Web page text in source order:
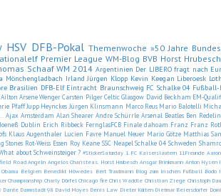
HSV DFB-Pokal Themenwoche »50 Jahre
Premier League WM-Blog BVB Horst Hrubesch
Schaaf WM 2014 Argentinien Der LIBERO fragt nach
Mönchengladbach Irland Jürgen Klopp Kevin Keegan Liberoesk
Brasilien DFB-Elf Eintracht Braunschweig FC Schalke 04
Ailton Arsene Wenger Carsten Pilger Celtic Glasgow David Beckham EM-
Pfaff Jupp Heynckes Jürgen Klinsmann Marco Reus Mario Balotelli
Ajax Amsterdam Alan Shearer Andre Schürrle Arsenal Beatles Ben
Dublin Erich Ribbeck FernglasFCB Finale dahoam Franz Franz
Klaus Augenthaler Lucien Favre Manuel Neuer Mario Götze Matthias
Stones Rot-Weiss Essen Roy Keane SSC Neapel Schalke 04 Schweden
about Schweinsteiger ? #StickerSaturday 1. FC Kaiserslautern 11Freunde
Road Angeln Angelos Charisteas. Horst Hrubesch Ansgar Brinkmann Anton Hysén
Belgien Benedikt Höwedes Bert Trautmann Blog zum Irischen Fußball Bodo
Championship Charly Dörfel Chicago fire Chris Waddle Christian Ziege Christoph
Dante Darmstadt 98 David Moyes Denis Law Dieter Kürten Dietmar Beiersdorfer